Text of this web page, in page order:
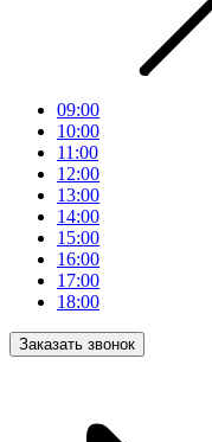
09:00
10:00
11:00
12:00
13:00
14:00
15:00
16:00
17:00
18:00
Заказать звонок